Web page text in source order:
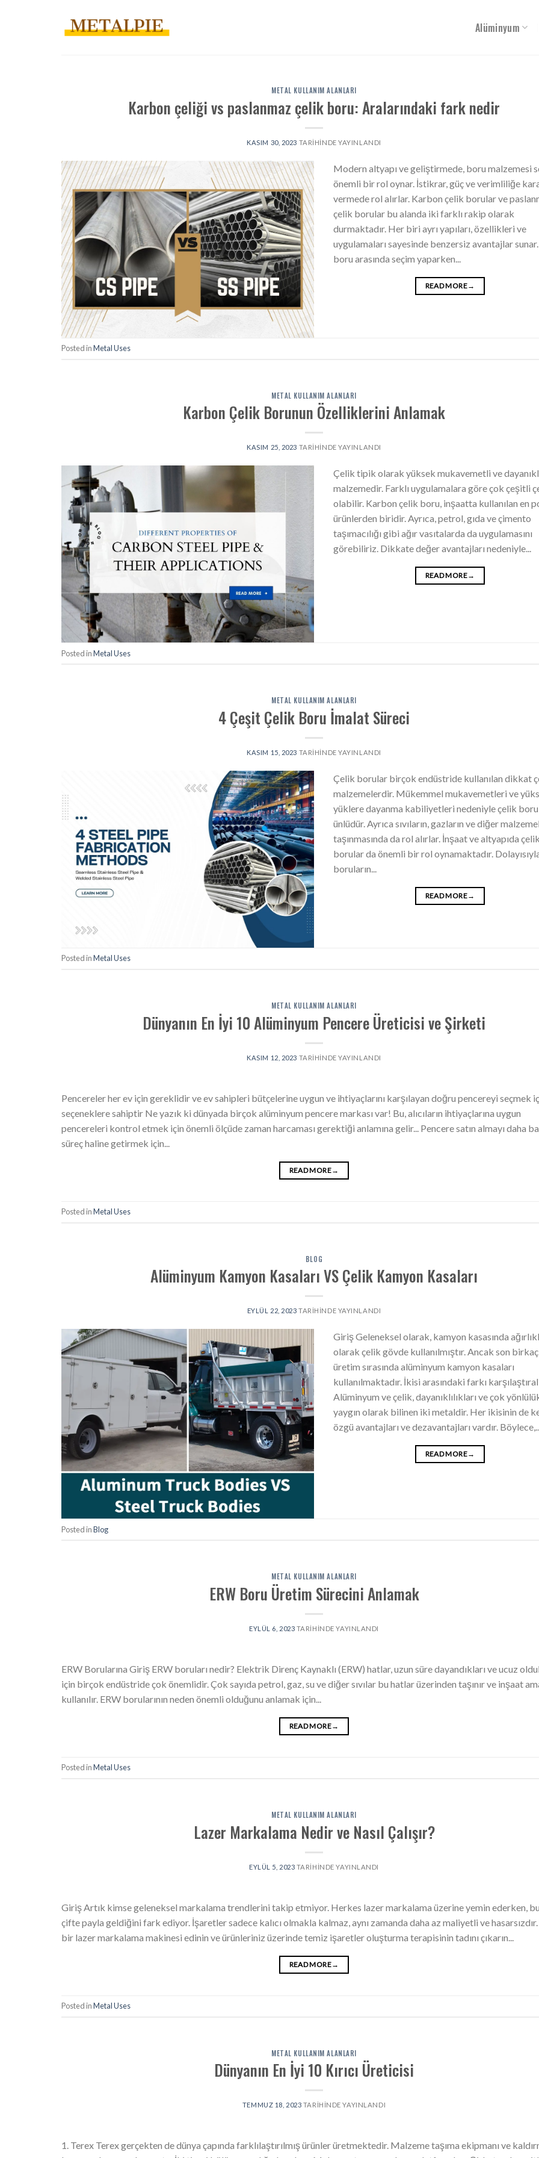
Alüminyum
METAL KULLANIM ALANLARI
Karbon çeliği vs paslanmaz çelik boru: Aralarındaki fark nedir
KASIM 30, 2023 TARIHINDE YAYINLANDI
Modern altyapı ve geliştirmede, boru malzemesi
önemli bir rol oynar. İstikrar, güç ve verimliliğe
vermede rol alırlar. Karbon çelik borular ve
çelik borular bu alanda iki farklı rakip olarak
durmaktadır. Her biri ayrı yapıları, özellikleri ve
uygulamaları sayesinde benzersiz avantajlar
boru arasında seçim yaparken...
READ MORE→
Posted inMetal Uses
METAL KULLANIM ALANLARI
Karbon Çelik Borunun Özelliklerini Anlamak
KASIM 25, 2023 TARIHINDE YAYINLANDI
Çelik tipik olarak yüksek mukavemetli ve
malzemedir. Farklı uygulamalara göre çok çeşitli
olabilir. Karbon çelik boru, inşaatta kullanılan en
ürünlerden biridir. Ayrıca, petrol, gıda ve çimento
taşımacılığı gibi ağır vasıtalarda da uygulamasını
görebiliriz. Dikkate değer avantajları nedeniyle...
READ MORE→
Posted inMetal Uses
METAL KULLANIM ALANLARI
4 Çeşit Çelik Boru İmalat Süreci
KASIM 15, 2023 TARIHINDE YAYINLANDI
Çelik borular birçok endüstride kullanılan dikkat
malzemelerdir. Mükemmel mukavemetleri ve
yüklere dayanma kabiliyetleri nedeniyle çelik
ünlüdür. Ayrıca sıvıların, gazların ve diğer
taşınmasında da rol alırlar. İnşaat ve altyapıda çelik
borular da önemli bir rol oynamaktadır.
boruların...
READ MORE→
Posted inMetal Uses
METAL KULLANIM ALANLARI
Dünyanın En İyi 10 Alüminyum Pencere Üreticisi ve Şirketi
KASIM 12, 2023 TARIHINDE YAYINLANDI
Pencereler her ev için gereklidir ve ev sahipleri bütçelerine uygun ve ihtiyaçlarını karşılayan doğru pencereyi seçmek
seçeneklere sahiptir Ne yazık ki dünyada birçok alüminyum pencere markası var! Bu, alıcıların ihtiyaçlarına uygun
pencereleri kontrol etmek için önemli ölçüde zaman harcaması gerektiği anlamına gelir... Pencere satın almayı daha
süreç haline getirmek için...
READ MORE→
Posted inMetal Uses
BLOG
Alüminyum Kamyon Kasaları VS Çelik Kamyon Kasaları
EYLÜL 22, 2023 TARIHINDE YAYINLANDI
Giriş Geleneksel olarak, kamyon kasasında
olarak çelik gövde kullanılmıştır. Ancak son birkaç
üretim sırasında alüminyum kamyon kasaları
kullanılmaktadır. İkisi arasındaki farkı
Alüminyum ve çelik, dayanıklılıkları ve çok
yaygın olarak bilinen iki metaldir. Her ikisinin de
özgü avantajları ve dezavantajları vardır.
READ MORE→
Posted inBlog
METAL KULLANIM ALANLARI
ERW Boru Üretim Sürecini Anlamak
EYLÜL 6, 2023 TARIHINDE YAYINLANDI
ERW Borularına Giriş ERW boruları nedir? Elektrik Direnç Kaynaklı (ERW) hatlar, uzun süre dayandıkları ve ucuz
için birçok endüstride çok önemlidir. Çok sayıda petrol, gaz, su ve diğer sıvılar bu hatlar üzerinden taşınır ve inşaat
kullanılır. ERW borularının neden önemli olduğunu anlamak için...
READ MORE→
Posted inMetal Uses
METAL KULLANIM ALANLARI
Lazer Markalama Nedir ve Nasıl Çalışır?
EYLÜL 5, 2023 TARIHINDE YAYINLANDI
Giriş Artık kimse geleneksel markalama trendlerini takip etmiyor. Herkes lazer markalama üzerine yemin ederken,
çifte payla geldiğini fark ediyor. İşaretler sadece kalıcı olmakla kalmaz, aynı zamanda daha az maliyetli ve
bir lazer markalama makinesi edinin ve ürünleriniz üzerinde temiz işaretler oluşturma terapisinin tadını çıkarın...
READ MORE→
Posted inMetal Uses
METAL KULLANIM ALANLARI
Dünyanın En İyi 10 Kırıcı Üreticisi
TEMMUZ 18, 2023 TARIHINDE YAYINLANDI
1. Terex Terex gerçekten de dünya çapında farklılaştırılmış ürünler üretmektedir. Malzeme taşıma ekipmanı ve